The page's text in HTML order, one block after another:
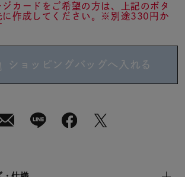
ジカードをご希望の方は、上記のボタ
に作成してください。※別途330円か
ショッピングバッグへ入れる